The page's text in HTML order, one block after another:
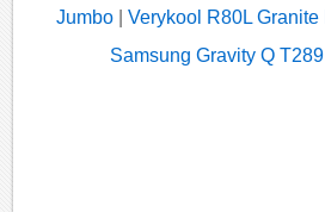
Jumbo| Verykool R80L Granite II
Samsung Gravity Q T289